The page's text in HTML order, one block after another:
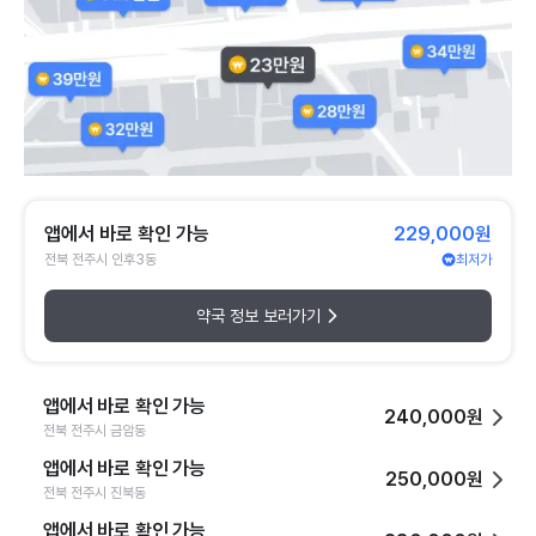
앱에서 바로 확인 가능
전북 전주시 인후3동
229,000원
최저가
약국 정보 보러가기
앱에서 바로 확인 가능
전북 전주시 금암동
240,000원
앱에서 바로 확인 가능
전북 전주시 진북동
250,000원
앱에서 바로 확인 가능